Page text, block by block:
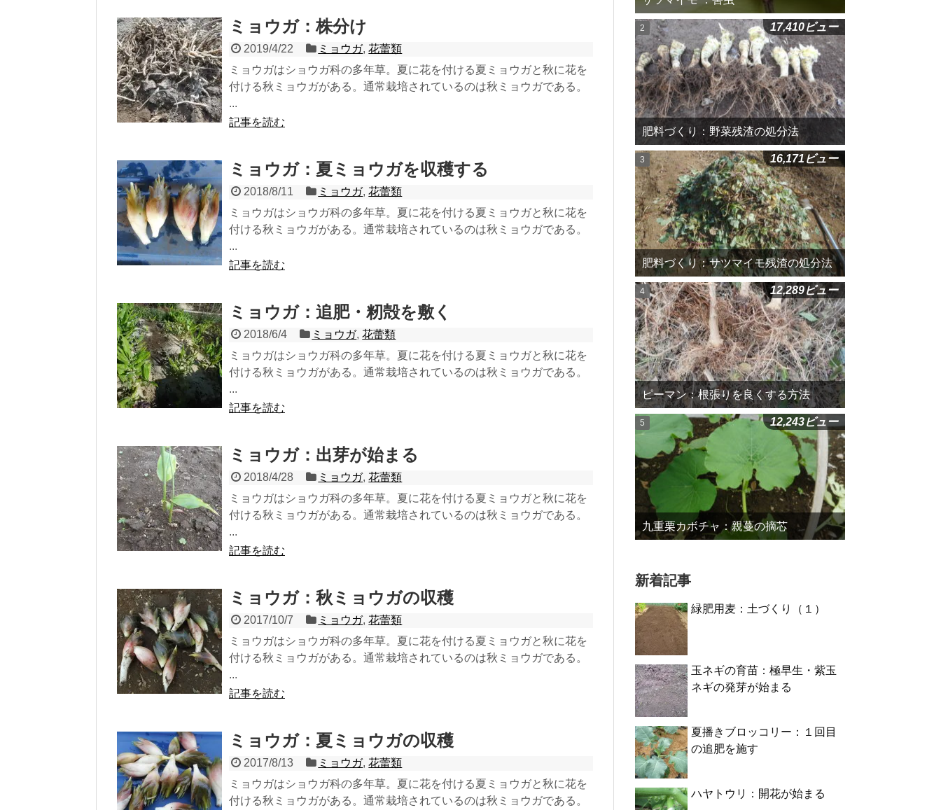
ミョウガ：株分け
2019/4/22 ミョウガ,花蕾類
ミョウガはショウガ科の多年草。夏に花を付ける夏ミョウガと秋に花を
付ける秋ミョウガがある。通常栽培されているのは秋ミョウガである。
...
記事を読む
ミョウガ：夏ミョウガを収穫する
2018/8/11 ミョウガ,花蕾類
ミョウガはショウガ科の多年草。夏に花を付ける夏ミョウガと秋に花を
付ける秋ミョウガがある。通常栽培されているのは秋ミョウガである。
...
記事を読む
ミョウガ：追肥・籾殻を敷く
2018/6/4 ミョウガ,花蕾類
ミョウガはショウガ科の多年草。夏に花を付ける夏ミョウガと秋に花を
付ける秋ミョウガがある。通常栽培されているのは秋ミョウガである。
...
記事を読む
ミョウガ：出芽が始まる
2018/4/28 ミョウガ,花蕾類
ミョウガはショウガ科の多年草。夏に花を付ける夏ミョウガと秋に花を
付ける秋ミョウガがある。通常栽培されているのは秋ミョウガである。
...
記事を読む
ミョウガ：秋ミョウガの収穫
2017/10/7 ミョウガ,花蕾類
ミョウガはショウガ科の多年草。夏に花を付ける夏ミョウガと秋に花を
付ける秋ミョウガがある。通常栽培されているのは秋ミョウガである。
...
記事を読む
ミョウガ：夏ミョウガの収穫
2017/8/13 ミョウガ,花蕾類
ミョウガはショウガ科の多年草。夏に花を付ける夏ミョウガと秋に花を
付ける秋ミョウガがある。通常栽培されているのは秋ミョウガである。
肥料づくり：野菜残渣の処分法
17,410ビュー
肥料づくり：サツマイモ残渣の処分法
16,171ビュー
ピーマン：根張りを良くする方法
12,289ビュー
九重栗カボチャ：親蔓の摘芯
12,243ビュー
新着記事
緑肥用麦：土づくり（１）
玉ネギの育苗：極早生・紫玉
ネギの発芽が始まる
夏播きブロッコリー：１回目
の追肥を施す
ハヤトウリ：開花が始まる